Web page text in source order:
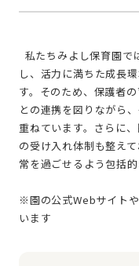
し、活力に満ちた成長
す。そのため、保護者
との連携を図りながら
重ねています。さらに
の受け入れ体制も整え
常を過ごせるよう包括
※園の公式Webサイト